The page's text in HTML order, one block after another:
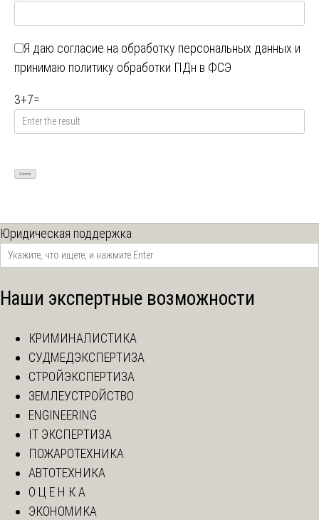
Я даю согласие на обработку персональных данных и
принимаю политику обработки ПДн в ФСЭ
3+7=
Юридическая поддержка
Наши экспертные возможности
КРИМИНАЛИСТИКА
СУДМЕДЭКСПЕРТИЗА
СТРОЙЭКСПЕРТИЗА
ЗЕМЛЕУСТРОЙСТВО
ENGINEERING
IT ЭКСПЕРТИЗА
ПОЖАРОТЕХНИКА
АВТОТЕХНИКА
О Ц Е Н К А
ЭКОНОМИКА